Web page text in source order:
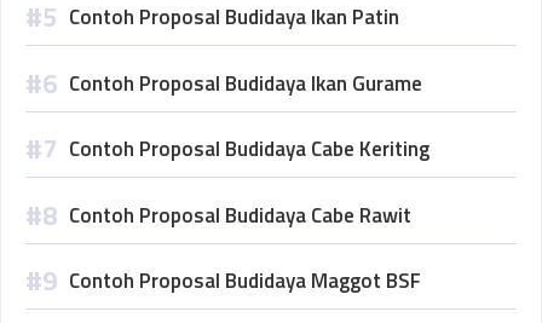
Contoh Proposal Budidaya Ikan Patin
Contoh Proposal Budidaya Ikan Gurame
Contoh Proposal Budidaya Cabe Keriting
Contoh Proposal Budidaya Cabe Rawit
Contoh Proposal Budidaya Maggot BSF